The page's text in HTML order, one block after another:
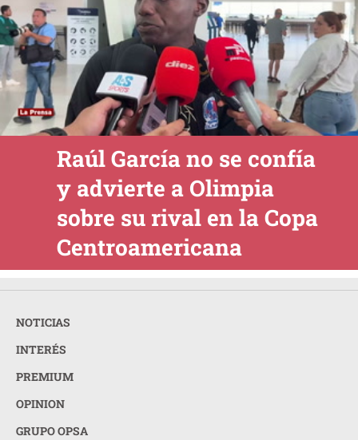
Raúl García no se confía
y advierte a Olimpia
sobre su rival en la Copa
Centroamericana
NOTICIAS
INTERÉS
PREMIUM
OPINION
GRUPO OPSA